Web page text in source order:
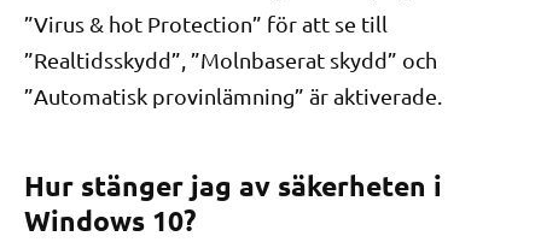
”Virus & hot Protection” för att se till
”Realtidsskydd”, ”Molnbaserat skydd” och
”Automatisk provinlämning” är aktiverade.
Hur stänger jag av säkerheten i
Windows 10?